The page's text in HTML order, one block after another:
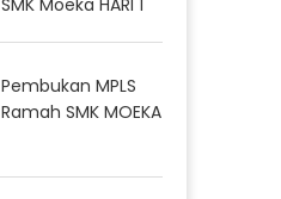
SMK Moeka HARI 1
Pembukan MPLS
Ramah SMK MOEKA